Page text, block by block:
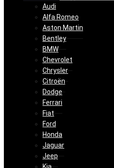
Audi
Alfa Romeo
Aston Martin
Bentley
BMW
Chevrolet
Chrysler
Citroën
Dodge
Ferrari
Fiat
Ford
Honda
Jaguar
Jeep